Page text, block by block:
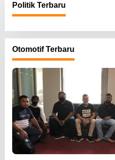
Politik Terbaru
Otomotif Terbaru